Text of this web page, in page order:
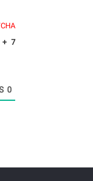
7
+
0
COMMENTS